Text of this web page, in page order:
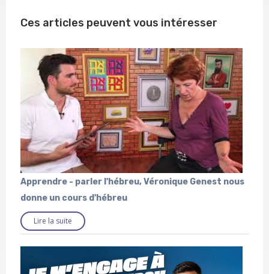
Ces articles peuvent vous intéresser
Apprendre - parler l'hébreu, Véronique Genest nous
donne un cours d'hébreu
Lire la suite